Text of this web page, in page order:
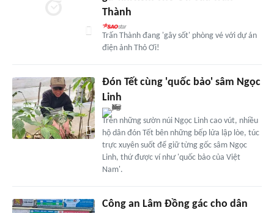
Thành
Trấn Thành đang 'gây sốt' phòng vé với dự án
điện ảnh Thỏ Ơi!
Đón Tết cùng 'quốc bảo' sâm Ngọc
Linh
Trên những sườn núi Ngọc Linh cao vút, nhiều
hộ dân đón Tết bên những bếp lửa lập lòe, túc
trực xuyên suốt để giữ từng gốc sâm Ngọc
Linh, thứ được ví như 'quốc bảo của Việt
Nam'.
Công an Lâm Đồng gác cho dân